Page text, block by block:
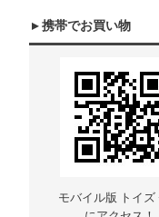
携帯でお買い物
モバイル版 トイズ